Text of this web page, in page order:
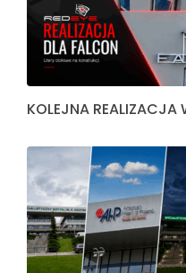
KOLEJNA REALIZACJA